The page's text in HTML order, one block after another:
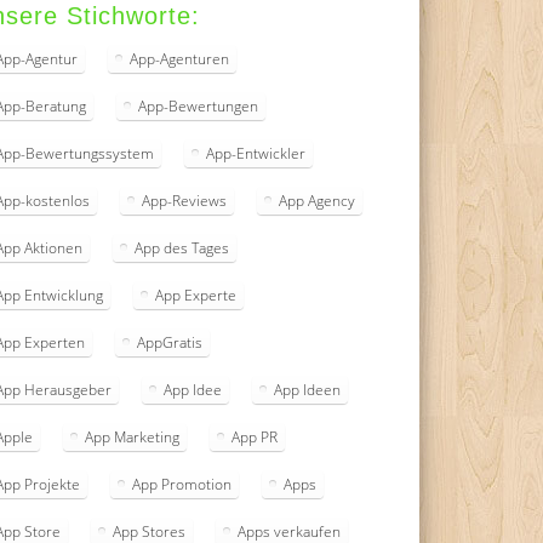
Stichworte:
Agentur App-Agenturen
Beratung App-Bewertungen
Bewertungssystem App-Entwickler
kostenlos App-Reviews App Agency
Aktionen App des Tages
Entwicklung App Experte
Experten AppGratis
Herausgeber App Idee App Ideen
App Marketing App PR
Projekte App Promotion Apps
Store App Stores Apps verkaufen